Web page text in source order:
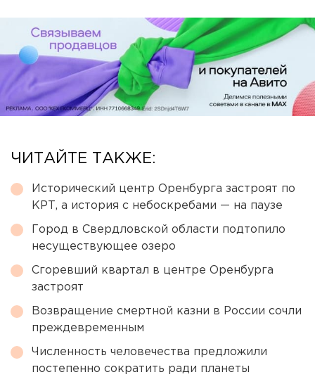
ЧИТАЙТЕ ТАКЖЕ:
Исторический центр Оренбурга застроят по
КРТ, а история с небоскребами — на паузе
Город в Свердловской области подтопило
несуществующее озеро
Сгоревший квартал в центре Оренбурга
застроят
Возвращение смертной казни в России сочли
преждевременным
Численность человечества предложили
постепенно сократить ради планеты